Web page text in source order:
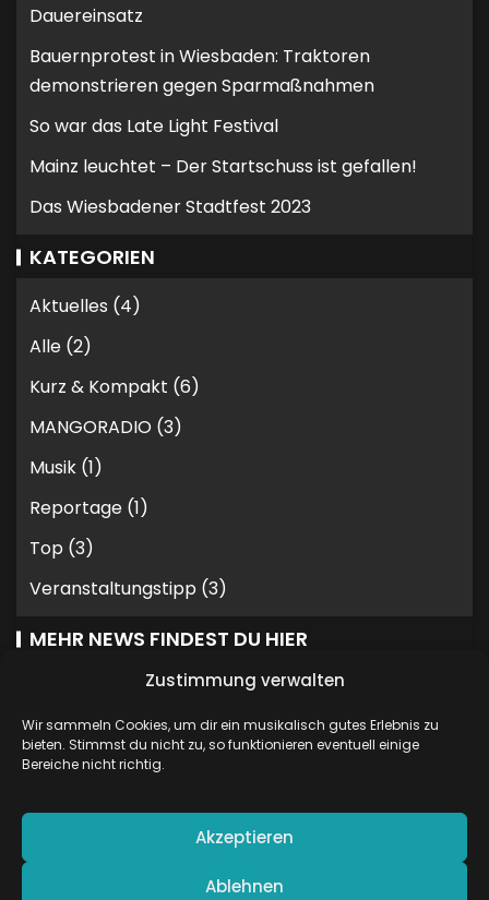
Zustimmung verwalten
Wir sammeln Cookies, um dir ein musikalisch gutes Erlebnis zu
bieten. Stimmst du nicht zu, so funktionieren eventuell einige
Bereiche nicht richtig.
Akzeptieren
Ablehnen
Dauereinsatz
Bauernprotest in Wiesbaden: Traktoren
demonstrieren gegen Sparmaßnahmen
So war das Late Light Festival
Mainz leuchtet – Der Startschuss ist gefallen!
Das Wiesbadener Stadtfest 2023
KATEGORIEN
Aktuelles (4)
Alle (2)
Kurz & Kompakt (6)
MANGORADIO (3)
Musik (1)
Reportage (1)
Top (3)
Veranstaltungstipp (3)
MEHR NEWS FINDEST DU HIER
STATISTIKEN